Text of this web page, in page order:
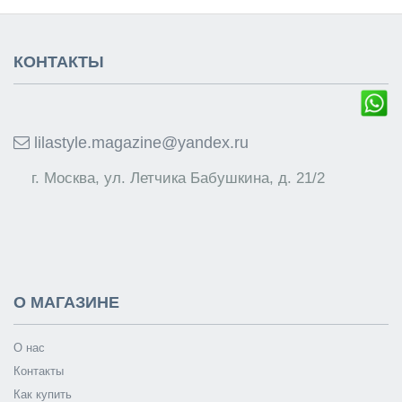
КОНТАКТЫ
lilastyle.magazine@yandex.ru
г. Москва, ул. Летчика Бабушкина, д. 21/2
О МАГАЗИНЕ
О нас
Контакты
Как купить